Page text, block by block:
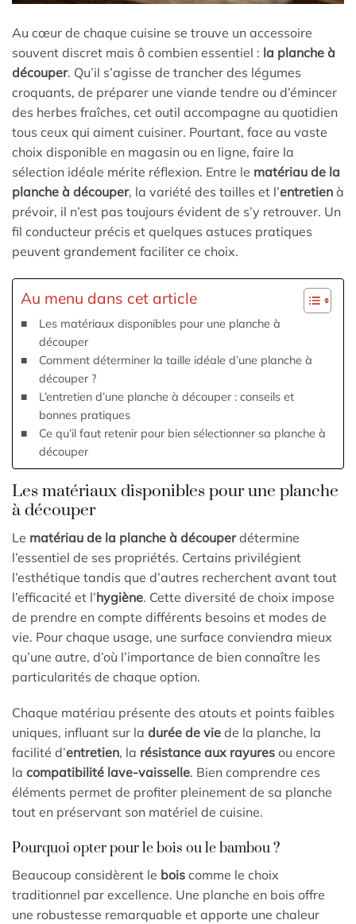
Au cœur de chaque cuisine se trouve un accessoire
souvent discret mais ô combien essentiel : la planche à
découper. Qu’il s’agisse de trancher des légumes
croquants, de préparer une viande tendre ou d’émincer
des herbes fraîches, cet outil accompagne au quotidien
tous ceux qui aiment cuisiner. Pourtant, face au vaste
choix disponible en magasin ou en ligne, faire la
sélection idéale mérite réflexion. Entre le matériau de la
planche à découper, la variété des tailles et l’entretien à
prévoir, il n’est pas toujours évident de s’y retrouver. Un
fil conducteur précis et quelques astuces pratiques
peuvent grandement faciliter ce choix.
Au menu dans cet article
Les matériaux disponibles pour une planche à
découper
Comment déterminer la taille idéale d’une planche à
découper ?
L’entretien d’une planche à découper : conseils et
bonnes pratiques
Ce qu’il faut retenir pour bien sélectionner sa planche à
découper
Les matériaux disponibles pour une planche
à découper
Le matériau de la planche à découperdétermine
l’essentiel de ses propriétés. Certains privilégient
l’esthétique tandis que d’autres recherchent avant tout
l’efficacité et l’hygiène. Cette diversité de choix impose
de prendre en compte différents besoins et modes de
vie. Pour chaque usage, une surface conviendra mieux
qu’une autre, d’où l’importance de bien connaître les
particularités de chaque option.
Chaque matériau présente des atouts et points faibles
uniques, influant sur la durée de vie de la planche, la
facilité d’entretien, la résistance aux rayures ou encore
la compatibilité lave-vaisselle. Bien comprendre ces
éléments permet de profiter pleinement de sa planche
tout en préservant son matériel de cuisine.
Pourquoi opter pour le bois ou le bambou ?
Beaucoup considèrent le bois comme le choix
traditionnel par excellence. Une planche en bois offre
une robustesse remarquable et apporte une chaleur